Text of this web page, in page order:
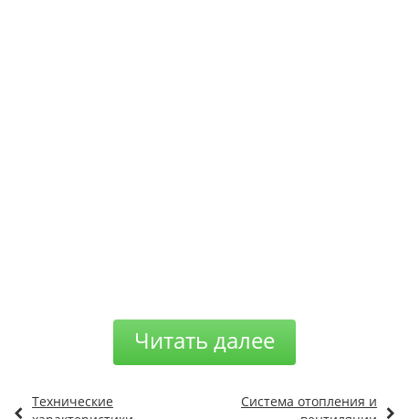
Читать далее
Технические
Система отопления и